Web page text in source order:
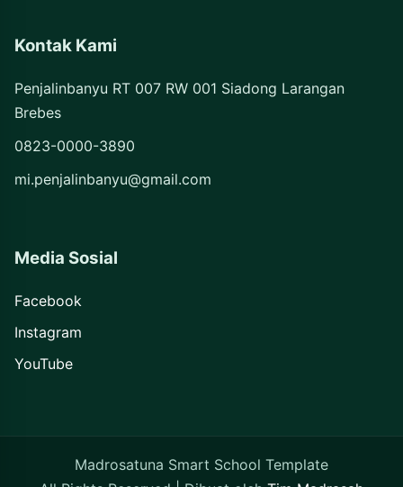
Kontak Kami
Penjalinbanyu RT 007 RW 001 Siadong Larangan
Brebes
0823-0000-3890
mi.penjalinbanyu@gmail.com
Media Sosial
Facebook
Instagram
YouTube
Madrosatuna Smart School Template